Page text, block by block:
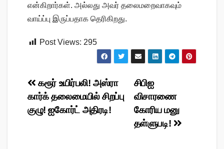
என்கிறார்கள். அல்லது அவர் தலைமறைவாகவும்
வாய்ப்பு இருப்பதாக தெரிகிறது.
Post Views: 295
Post
navigation
சிபிஐ
விசாரணை
கோரிய மனு
தள்ளுபடி!
கரூர் உயிர்பலி! அஸ்ரா
கார்க் தலைமையில் சிறப்பு
குழு! ஐகோர்ட் அதிரடி!